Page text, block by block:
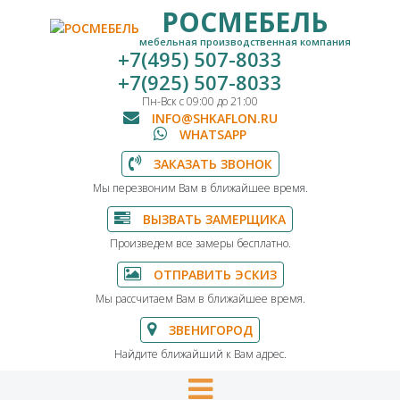
РОСМЕБЕЛЬ
мебельная производственная компания
+7(495) 507-8033
+7(925) 507-8033
Пн-Вск с 09:00 до 21:00
INFO@SHKAFLON.RU
WHATSAPP
ЗАКАЗАТЬ ЗВОНОК
Мы перезвоним Вам в ближайшее время.
ВЫЗВАТЬ ЗАМЕРЩИКА
Произведем все замеры бесплатно.
ОТПРАВИТЬ ЭСКИЗ
Мы рассчитаем Вам в ближайшее время.
ЗВЕНИГОРОД
Найдите ближайший к Вам адрес.